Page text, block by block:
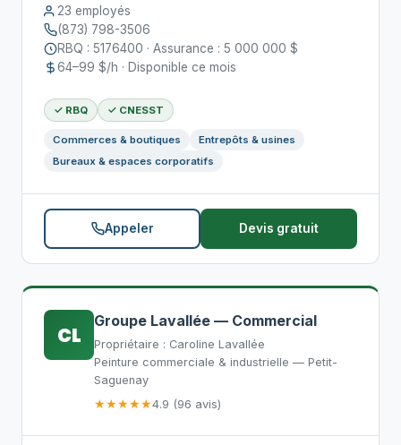
23 employés
(873) 798-3506
RBQ : 5176400 · Assurance : 5 000 000 $
64–99 $/h · Disponible ce mois
✓ RBQ ✓ CNESST
Commerces & boutiques
Entrepôts & usines
Bureaux & espaces corporatifs
Appeler Devis gratuit
CL
Groupe Lavallée — Commercial
Propriétaire : Caroline Lavallée
Peinture commerciale & industrielle — Petit-
Saguenay
★★★★★4.9 (96 avis)